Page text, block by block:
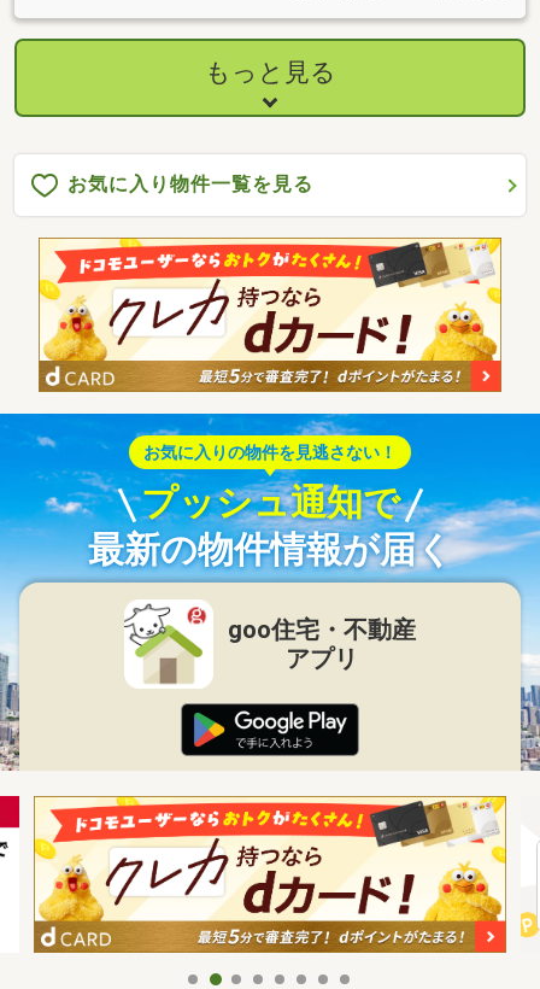
もっと見る
お気に入り物件一覧を見る
お気に入りの物件を見逃さない！
プッシュ通知で
最新の物件情報が届く
goo住宅・不動産
アプリ